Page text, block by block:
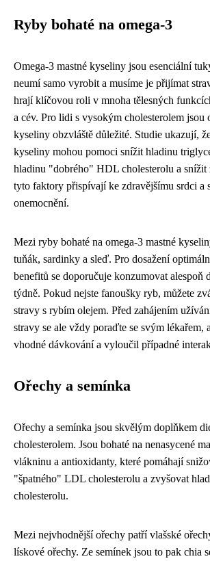
Ryby bohaté na omega-3
Omega-3 mastné kyseliny jsou esenciální
neumí samo vyrobit a musíme je přijímat
hrají klíčovou roli v mnoha tělesných
a cév. Pro lidi s vysokým cholesterolem jsou
kyseliny obzvláště důležité. Studie ukazují,
kyseliny mohou pomoci snížit hladinu
hladinu "dobrého" HDL cholesterolu a snížit
tyto faktory přispívají ke zdravějšímu srdci a
onemocnění.
Mezi ryby bohaté na omega-3 mastné
tuňák, sardinky a sleď. Pro dosažení
benefitů se doporučuje konzumovat alespoň
týdně. Pokud nejste fanoušky ryb, můžete
stravy s rybím olejem. Před zahájením
stravy se ale vždy poraďte se svým lékařem,
vhodné dávkování a vyloučil případné
Ořechy a semínka
Ořechy a semínka jsou skvělým doplňkem
cholesterolem. Jsou bohaté na nenasycené
vlákninu a antioxidanty, které pomáhají
"špatného" LDL cholesterolu a zvyšovat
cholesterolu.
Mezi nejvhodnější ořechy patří vlašské
lískové ořechy. Ze semínek jsou to pak chia